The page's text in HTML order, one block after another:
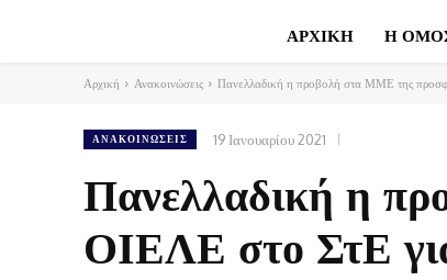
ΑΡΧΙΚΗ Η
Αρχική Ανακοινώσεις Πανελλαδική η προβολή στα ΜΜΕ της
ΑΝΑΚΟΙΝΏΣΕΙΣ 19 Ιανουαρίου 2021
Πανελλαδική η
ΟΙΕΛΕ στο ΣτΕ